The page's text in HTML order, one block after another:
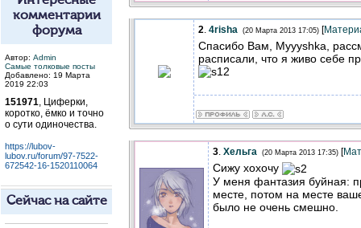
комментарии
форума
Автор: Admin
Самые толковые посты
Добавлено: 19 Марта
2019 22:03
151971, Циферки,
коротко, ёмко и точно
о сути одиночества.
https://lubov-
lubov.ru/forum/97-7522-
672542-16-1520110064
Сейчас на сайте
2. 4risha (20 Марта 2013 17:05) [
Спасибо Вам, Myyyshka,
расписали, что я живо себе
3. Хельга (20 Марта 2013 17:35) [
Сижу хохочу
У меня фантазия буйная:
месте, потом на месте
было не очень смешно.